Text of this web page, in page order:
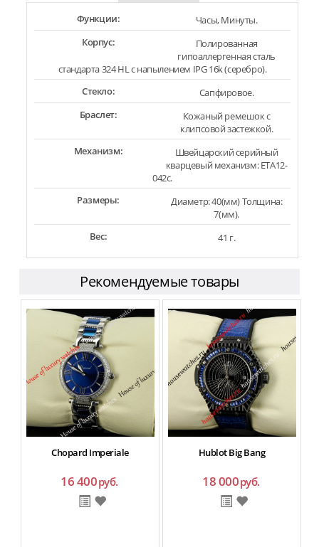
Функции:
Часы, Минуты.
Корпус:
Полированная
гипоаллергенная сталь
стандарта 324 HL с напылением IPG 16k (серебро).
Стекло:
Сапфировое.
Браслет:
Кожаный ремешок с
клипсовой застежкой.
Механизм:
Швейцарский серийный
кварцевый механизм: ETA12-
042c.
Размеры:
Диаметр: 40(мм) Толщина:
7(мм).
Вес:
41 г.
Рекомендуемые товары
Chopard Imperiale
16 400руб.
Hublot Big Bang
18 000руб.